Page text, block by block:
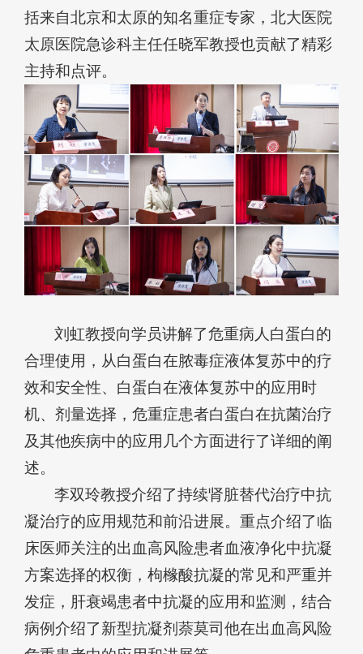
括来自北京和太原的知名重症专家，北大医院
太原医院急诊科主任任晓军教授也贡献了精彩
主持和点评。
刘虹教授向学员讲解了危重病人白蛋白的
合理使用，从白蛋白在脓毒症液体复苏中的疗
效和安全性、白蛋白在液体复苏中的应用时
机、剂量选择，危重症患者白蛋白在抗菌治疗
及其他疾病中的应用几个方面进行了详细的阐
述。
李双玲教授介绍了持续肾脏替代治疗中抗
凝治疗的应用规范和前沿进展。重点介绍了临
床医师关注的出血高风险患者血液净化中抗凝
方案选择的权衡，枸橼酸抗凝的常见和严重并
发症，肝衰竭患者中抗凝的应用和监测，结合
病例介绍了新型抗凝剂萘莫司他在出血高风险